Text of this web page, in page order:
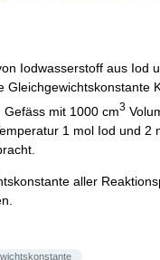
Iodwasserstoff aus Iod
Gleichgewichtskonstante
mit 1000 cm3
1 mol Iod und 2
aller